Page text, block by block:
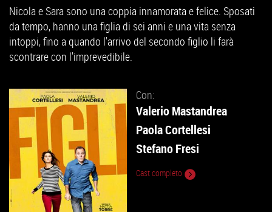
Nicola e Sara sono una coppia innamorata e felice. Sposati
da tempo, hanno una figlia di sei anni e una vita senza
intoppi, fino a quando l'arrivo del secondo figlio li farà
scontrare con l'imprevedibile.
Con:
Valerio Mastandrea
Paola Cortellesi
Stefano Fresi
Cast completo